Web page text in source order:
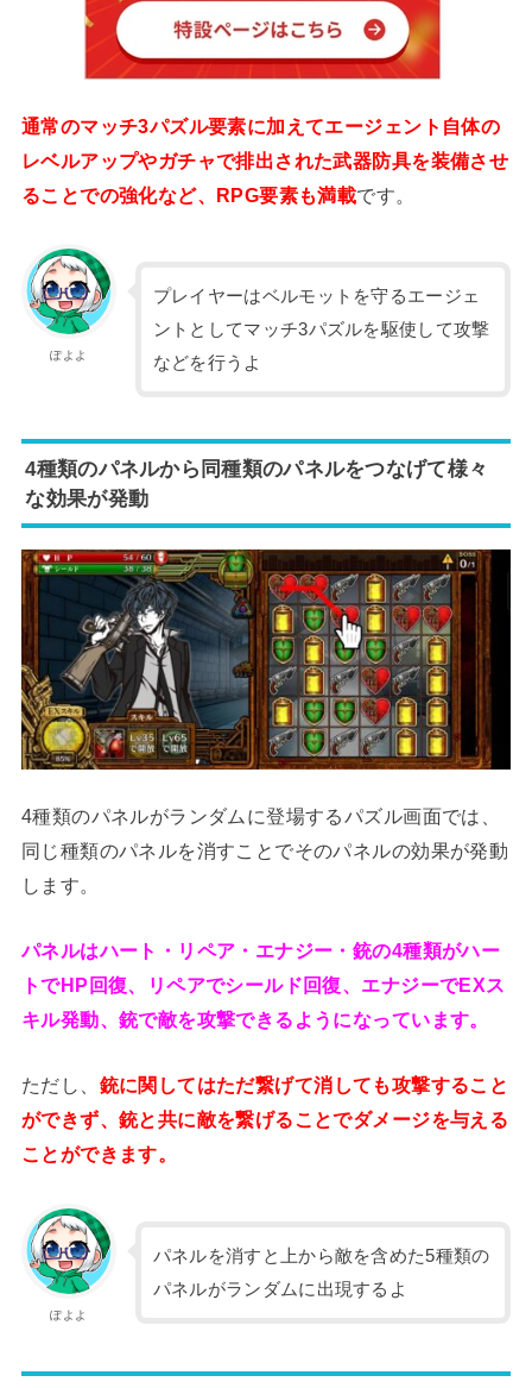
通常のマッチ3パズル要素に加えてエージェント自体の
レベルアップやガチャで排出された武器防具を装備させ
ることでの強化など、RPG要素も満載です。
ぽよよ
プレイヤーはベルモットを守るエージェ
ントとしてマッチ3パズルを駆使して攻撃
などを行うよ
4種類のパネルから同種類のパネルをつなげて様々
な効果が発動
4種類のパネルがランダムに登場するパズル画面では、
同じ種類のパネルを消すことでそのパネルの効果が発動
します。
パネルはハート・リペア・エナジー・銃の4種類がハー
トでHP回復、リペアでシールド回復、エナジーでEXス
キル発動、銃で敵を攻撃できるようになっています。
ただし、 銃に関してはただ繋げて消しても攻撃すること
ができず、銃と共に敵を繋げることでダメージを与える
ことができます。
ぽよよ
パネルを消すと上から敵を含めた5種類の
パネルがランダムに出現するよ